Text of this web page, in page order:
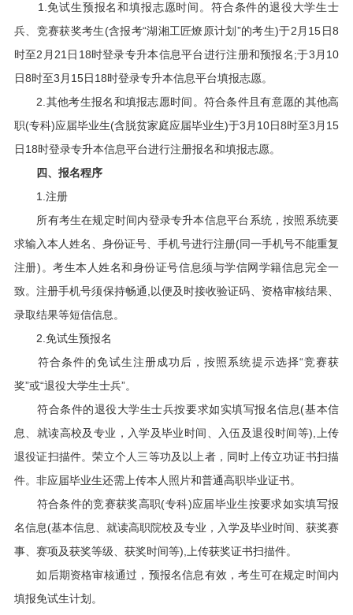
1.免试生预报名和填报志愿时间。符合条件的退役大学生士
兵、竞赛获奖考生(含报考“湖湘工匠燎原计划”的考生)于2月15日8
时至2月21日18时登录专升本信息平台进行注册和预报名;于3月10
日8时至3月15日18时登录专升本信息平台填报志愿。
2.其他考生报名和填报志愿时间。符合条件且有意愿的其他高
职(专科)应届毕业生(含脱贫家庭应届毕业生)于3月10日8时至3月15
日18时登录专升本信息平台进行注册报名和填报志愿。
四、报名程序
1.注册
所有考生在规定时间内登录专升本信息平台系统，按照系统要
求输入本人姓名、身份证号、手机号进行注册(同一手机号不能重复
注册)。考生本人姓名和身份证号信息须与学信网学籍信息完全一
致。注册手机号须保持畅通,以便及时接收验证码、资格审核结果、
录取结果等短信信息。
2.免试生预报名
符合条件的免试生注册成功后，按照系统提示选择“竞赛获
奖”或“退役大学生士兵”。
符合条件的退役大学生士兵按要求如实填写报名信息(基本信
息、就读高校及专业，入学及毕业时间、入伍及退役时间等),上传
退役证扫描件。荣立个人三等功及以上者，同时上传立功证书扫描
件。非应届毕业生还需上传本人照片和普通高职毕业证书。
符合条件的竞赛获奖高职(专科)应届毕业生按要求如实填写报
名信息(基本信息、就读高职院校及专业，入学及毕业时间、获奖赛
事、赛项及获奖等级、获奖时间等),上传获奖证书扫描件。
如后期资格审核通过，预报名信息有效，考生可在规定时间内
填报免试生计划。